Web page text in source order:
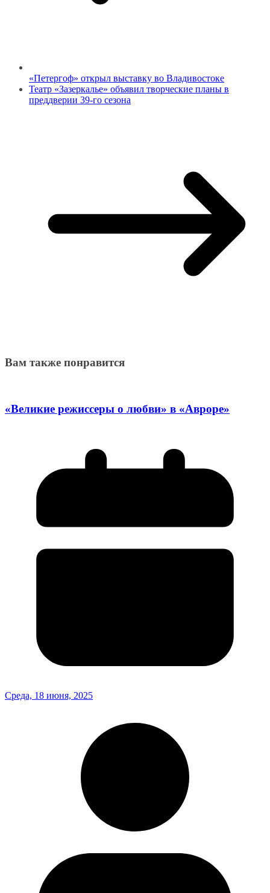
«Петергоф» открыл выставку во Владивостоке
Театр «Зазеркалье» объявил творческие планы в
преддверии 39-го сезона
Вам также понравится
«Великие режиссеры о любви» в «Авроре»
Среда, 18 июня, 2025